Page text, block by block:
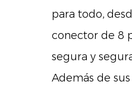
para todo,
conector de 8
segura y
Además de